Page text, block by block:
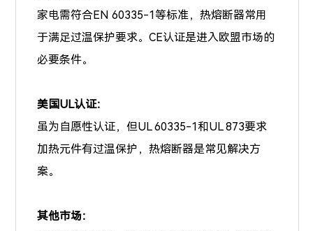
家电需符合EN 60335-1等标准，热熔断器常用
于满足过温保护要求。CE认证是进入欧盟市场的
必要条件。
美国UL认证：
虽为自愿性认证，但UL 60335-1和UL 873要求
加热元件有过温保护，热熔断器是常见解决方
案。
其他市场：